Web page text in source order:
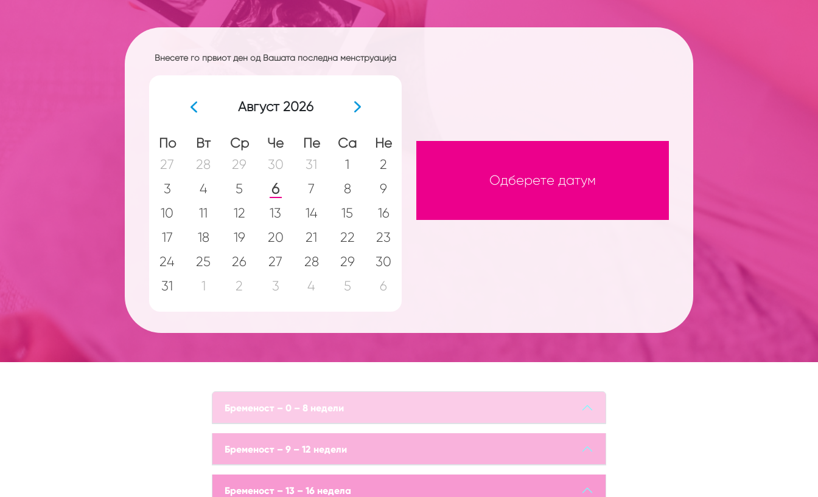
Внесете го првиот ден од Вашата последна менструација
Август 2026
По Вт Ср Че Пе Са
Не
27
28 29 30 31 1
2
3
4 5 6 7 8
9
10
11 12 13 14 15
16
17
18 19 20 21 22
23
24
25 26 27 28 29
30
31
1 2 3 4 5 6
Одберете датум
Бременост – 0 – 8 недели
Бременост – 9 – 12 недели
Бременост – 13 – 16 недела